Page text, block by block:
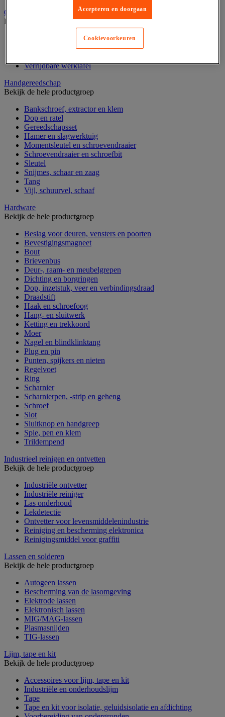
Gereedschap opbergen
Bekijk de hele productgroep
Assortimentsdoos en gereedschapkoffer
Gereedschapskist en opbergtas
Verrijdbare werktafel
Handgereedschap
Bekijk de hele productgroep
Bankschroef, extractor en klem
Dop en ratel
Gereedschapsset
Hamer en slagwerktuig
Momentsleutel en schroevendraaier
Schroevendraaier en schroefbit
Sleutel
Snijmes, schaar en zaag
Tang
Vijl, schuurvel, schaaf
Hardware
Bekijk de hele productgroep
Beslag voor deuren, vensters en poorten
Bevestigingsmagneet
Bout
Brievenbus
Deur-, raam- en meubelgrepen
Dichting en borgringen
Dop, inzetstuk, veer en verbindingsdraad
Draadstift
Haak en schroefoog
Hang- en sluitwerk
Ketting en trekkoord
Moer
Nagel en blindklinktang
Plug en pin
Punten, spijkers en nieten
Regelvoet
Ring
Scharnier
Scharnierpen, -strip en geheng
Schroef
Slot
Sluitknop en handgreep
Spie, pen en klem
Trildempend
Industrieel reinigen en ontvetten
Bekijk de hele productgroep
Industriële ontvetter
Industriële reiniger
Las onderhoud
Lekdetectie
Ontvetter voor levensmiddelenindustrie
Reiniging en bescherming elektronica
Reinigingsmiddel voor graffiti
Lassen en solderen
Bekijk de hele productgroep
Autogeen lassen
Bescherming van de lasomgeving
Elektrode lassen
Elektronisch lassen
MIG/MAG-lassen
Plasmasnijden
TIG-lassen
Lijm, tape en kit
Bekijk de hele productgroep
Accessoires voor lijm, tape en kit
Industriële en onderhoudslijm
Tape
Tape en kit voor isolatie, geluidsisolatie en afdichting
Accepteren en doorgaan
Cookievoorkeuren